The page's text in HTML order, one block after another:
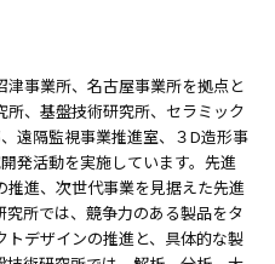
事業所、名古屋事業所を拠点と
所、基盤技術研究所、セラミック
遠隔監視事業推進室、３D造形事
発活動を実施しています。先進
進、次世代事業を見据えた先進
所では、競争力のある製品をタ
デザインの推進と、具体的な製